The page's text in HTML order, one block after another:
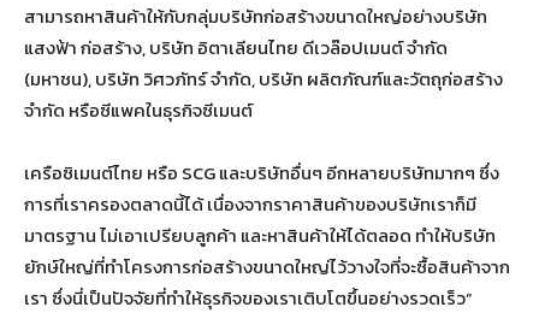
สามารถหาสินค้าให้กับกลุ่มบริษัทก่อสร้างขนาดใหญ่อย่างบริษัท
แสงฟ้า ก่อสร้าง, บริษัท อิตาเลียนไทย ดีเวล๊อปเมนต์ จำกัด
(มหาชน), บริษัท วิศวภัทร์ จํากัด, บริษัท ผลิตภัณฑ์และวัตถุก่อสร้าง
จำกัด หรือซีแพคในธุรกิจซีเมนต์
เครือซิเมนต์ไทย หรือ SCG และบริษัทอื่นๆ อีกหลายบริษัทมากๆ ซึ่ง
การที่เราครองตลาดนี้ได้ เนื่องจากราคาสินค้าของบริษัทเราก็มี
มาตรฐาน ไม่เอาเปรียบลูกค้า และหาสินค้าให้ได้ตลอด ทำให้บริษัท
ยักษ์ใหญ่ที่ทำโครงการก่อสร้างขนาดใหญ่ไว้วางใจที่จะซื้อสินค้าจาก
เรา ซึ่งนี่เป็นปัจจัยที่ทำให้ธุรกิจของเราเติบโตขึ้นอย่างรวดเร็ว”